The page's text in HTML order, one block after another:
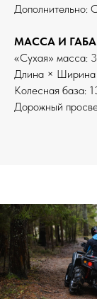
Дополнительно:
МАССА И
«Сухая» масса:
Длина ×
Колесная база:
Дорожный